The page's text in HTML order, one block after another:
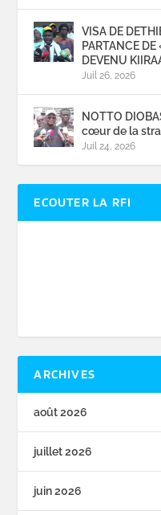
VISA DE
PARTANCE
DEVENU
Juil 26, 2026
NOTTO
cœur de la
Juil 24, 2026
ECOUTER LA RFI
ARCHIVES
août 2026
juillet 2026
juin 2026